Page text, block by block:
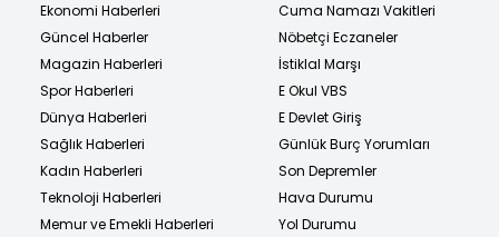
Ekonomi Haberleri
Güncel Haberler
Magazin Haberleri
Spor Haberleri
Dünya Haberleri
Sağlık Haberleri
Kadın Haberleri
Teknoloji Haberleri
Memur ve Emekli Haberleri
Cuma Namazı Vakitleri
Nöbetçi Eczaneler
İstiklal Marşı
E Okul VBS
E Devlet Giriş
Günlük Burç Yorumları
Son Depremler
Hava Durumu
Yol Durumu